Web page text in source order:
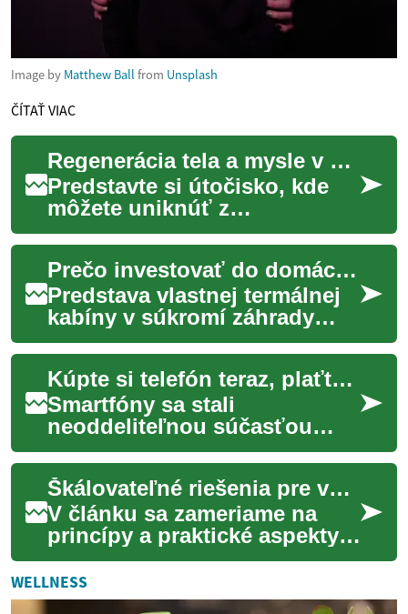
Image by Matthew Ball from Unsplash
ČÍTAŤ VIAC
Regenerácia tela a mysle v prírode
Predstavte si útočisko, kde
môžete uniknúť z
každodenného zhonu a
ponoriť sa do hlbokého
pokoja, obklopení prírodou.
...
Prečo investovať do domácej termálnej kabíny
Predstava vlastnej termálnej
kabíny v súkromí záhrady
láka čoraz viac ľudí
hľadajúcich útočisko pred
každodenným zhon...
Kúpte si telefón teraz, plaťte neskôr: Nový spôsob financovania smartfónov
Smartfóny sa stali
neoddeliteľnou súčasťou
nášho každodenného života.
Pre mnohých ľudí však môže
byť náročné zaplatiť...
Škálovateľné riešenia pre vzdialený prístup k video záznamom
V článku sa zameriame na
princípy a praktické aspekty
škálovateľných riešení pre
vzdialený prístup k video
záznamom. ...
WELLNESS